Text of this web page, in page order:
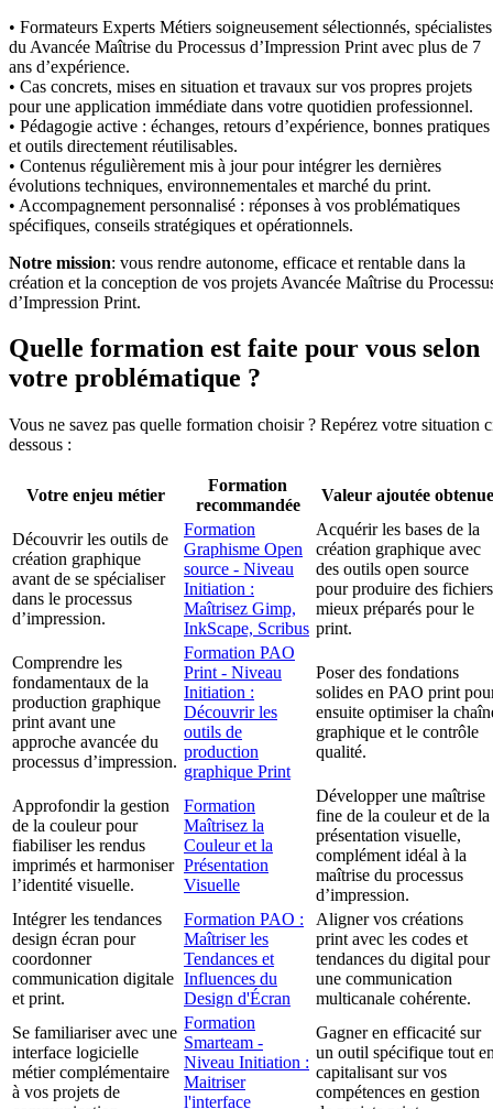
• Formateurs Experts Métiers soigneusement sélectionnés, spécialistes
du Avancée Maîtrise du Processus d’Impression Print avec plus de 7
ans d’expérience.
• Cas concrets, mises en situation et travaux sur vos propres projets
pour une application immédiate dans votre quotidien professionnel.
• Pédagogie active : échanges, retours d’expérience, bonnes pratiques
et outils directement réutilisables.
• Contenus régulièrement mis à jour pour intégrer les dernières
évolutions techniques, environnementales et marché du print.
• Accompagnement personnalisé : réponses à vos problématiques
spécifiques, conseils stratégiques et opérationnels.
Notre mission: vous rendre autonome, efficace et rentable dans la
création et la conception de vos projets Avancée Maîtrise du
d’Impression Print.
Quelle formation est faite pour vous selon
votre problématique ?
Vous ne savez pas quelle formation choisir ? Repérez votre situation
dessous :
Votre enjeu métier
Formation
recommandée
Valeur ajoutée obtenue
Découvrir les outils de
création graphique
avant de se spécialiser
dans le processus
d’impression.
Formation
Graphisme Open
source - Niveau
Initiation :
Maîtrisez Gimp,
InkScape, Scribus
Acquérir les bases de la
création graphique avec
des outils open source
pour produire des fichiers
mieux préparés pour le
print.
Comprendre les
fondamentaux de la
production graphique
print avant une
approche avancée du
processus d’impression.
Formation PAO
Print - Niveau
Initiation :
Découvrir les
outils de
production
graphique Print
Poser des fondations
solides en PAO print
ensuite optimiser la
graphique et le contrôle
qualité.
Approfondir la gestion
de la couleur pour
fiabiliser les rendus
imprimés et harmoniser
l’identité visuelle.
Formation
Maîtrisez la
Couleur et la
Présentation
Visuelle
Développer une maîtrise
fine de la couleur et de la
présentation visuelle,
complément idéal à la
maîtrise du processus
d’impression.
Intégrer les tendances
design écran pour
coordonner
communication digitale
et print.
Formation PAO :
Maîtriser les
Tendances et
Influences du
Design d'Écran
Aligner vos créations
print avec les codes et
tendances du digital pour
une communication
multicanale cohérente.
Se familiariser avec une
interface logicielle
métier complémentaire
à vos projets de
Formation
Smarteam -
Niveau Initiation :
Maitriser
l'interface
Gagner en efficacité sur
un outil spécifique tout
capitalisant sur vos
compétences en gestion